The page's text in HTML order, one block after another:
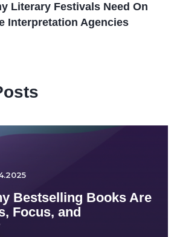
Literary Festivals Need On
Interpretation Agencies
Bestselling Books Are
Focus, and